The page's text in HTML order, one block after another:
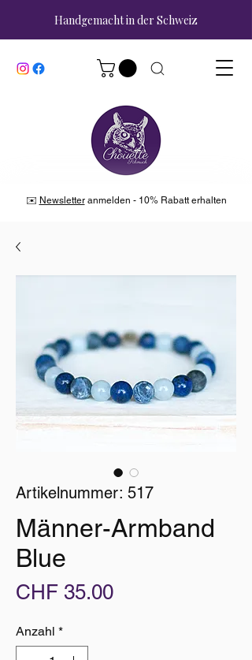
Handgemacht in der Schweiz
✉️ Newsletteranmelden - 10% Rabatt erhalten
Artikelnummer: 517
Männer-Armband
Blue
CHF 35.00Preis
Anzahl *